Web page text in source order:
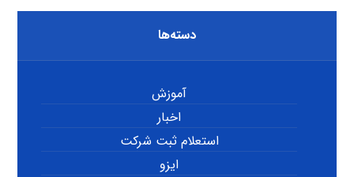
دسته‌ها
آموزش
اخبار
استعلام ثبت شرکت
ایزو